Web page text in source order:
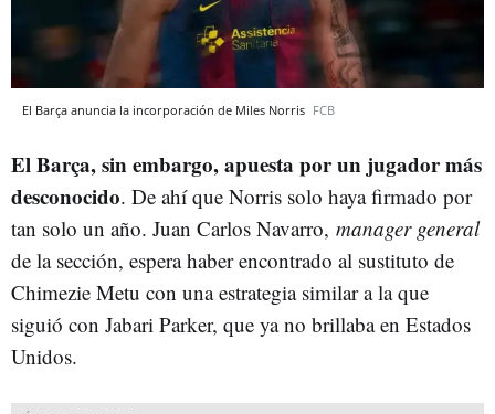
El Barça anuncia la incorporación de Miles Norris FCB
El Barça, sin embargo, apuesta por un jugador más
desconocido. De ahí que Norris solo haya firmado por
tan solo un año. Juan Carlos Navarro, manager general
de la sección, espera haber encontrado al sustituto de
Chimezie Metu con una estrategia similar a la que
siguió con Jabari Parker, que ya no brillaba en Estados
Unidos.